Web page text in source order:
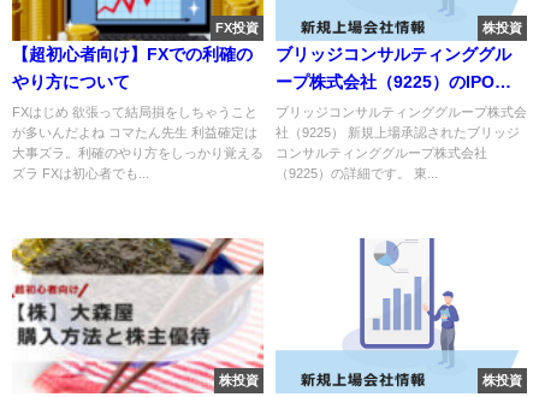
FX投資
【超初心者向け】FXでの利確の
やり方について
FXはじめ 欲張って結局損をしちゃうこと
が多いんだよね コマたん先生 利益確定は
大事ズラ。利確のやり方をしっかり覚える
ズラ FXは初心者でも...
株投資
ブリッジコンサルティンググル
ープ株式会社（9225）のIPO～
初値予想と新規上場情報～
ブリッジコンサルティンググループ株式会
社（9225） 新規上場承認されたブリッジ
コンサルティンググループ株式会社
（9225）の詳細です。 東...
株投資 株投資